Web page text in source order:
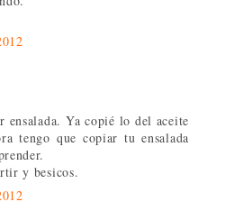
ensalada. Ya copié lo del aceite
tengo que copiar tu ensalada
y besicos.